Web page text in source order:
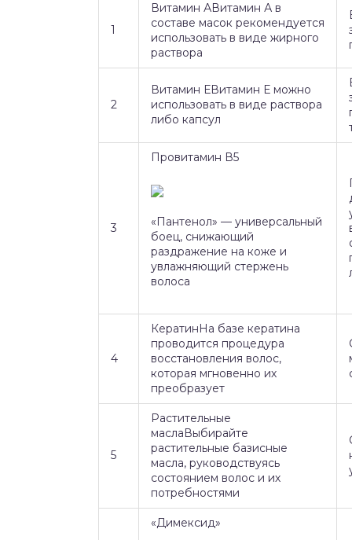
1
Витамин АВитамин А в
составе масок рекомендуется
использовать в виде жирного
раствора
2
Витамин ЕВитамин Е можно
использовать в виде раствора
либо капсул
3
Провитамин В5
«Пантенол» — универсальный
боец, снижающий
раздражение на коже и
увлажняющий стержень
волоса
4
КератинНа базе кератина
проводится процедура
восстановления волос,
которая мгновенно их
преобразует
5
Растительные
маслаВыбирайте
растительные базисные
масла, руководствуясь
состоянием волос и их
потребностями
«Димексид»